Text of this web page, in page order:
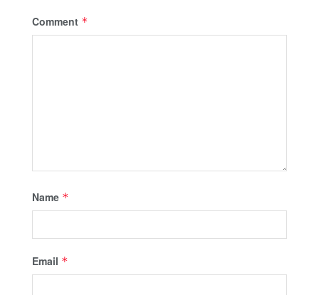
Comment *
Name *
Email *